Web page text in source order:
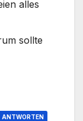
alles
sollte
ANTWORTEN